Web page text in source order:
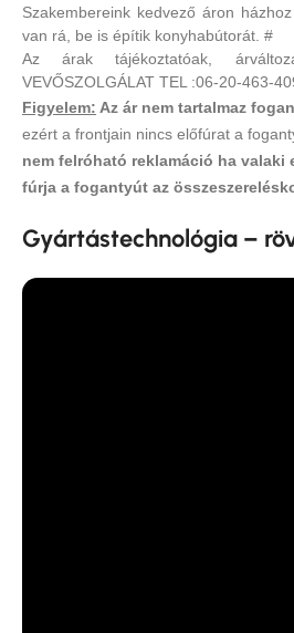
Szakembereink kedvező áron
van rá, be is építik konyhabútorát. #
Az árak tájékoztatóak,
VEVŐSZOLGÁLAT TEL :06-20-463-
Figyelem: Az ár nem tartalmaz
ezért a frontjain nincs előfúrat a
nem felróható reklamáció ha valaki
fúrja a fogantyút az
Gyártástechnológia –